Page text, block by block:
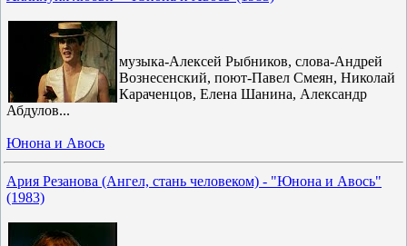
музыка-Алексей Рыбников, слова-Андрей
Вознесенский, поют-Павел Смеян, Николай
Караченцов, Елена Шанина, Александр
Абдулов...
Юнона и Авось
Ария Резанова (Ангел, стань человеком) - "Юнона и Авось"
(1983)